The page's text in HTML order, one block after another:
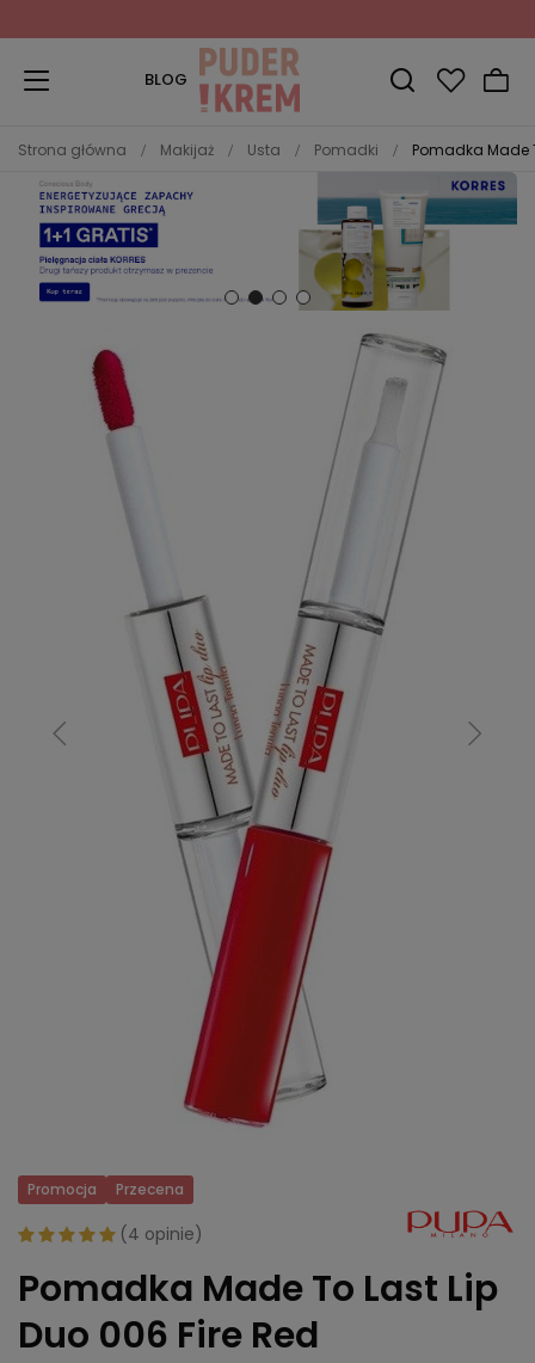
BLOG
Strona główna Makijaż Usta Pomadki Pomadka Made
Promocja Przecena
(4 opinie)
Pomadka Made To Last Lip
Duo 006 Fire Red